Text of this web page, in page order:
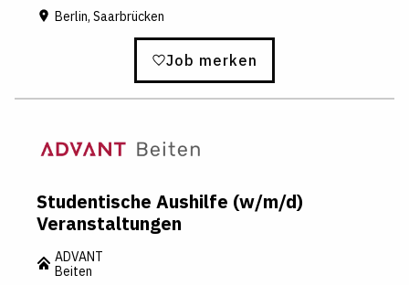
Berlin, Saarbrücken
Job merken
Studentische Aushilfe (w/m/d)
Veranstaltungen
ADVANT
Beiten